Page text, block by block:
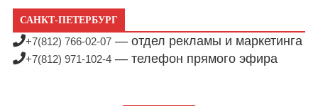
САНКТ-ПЕТЕРБУРГ
+7(812) 766-02-07 — отдел рекламы и маркетинга
+7(812) 971-102-4 — телефон прямого эфира